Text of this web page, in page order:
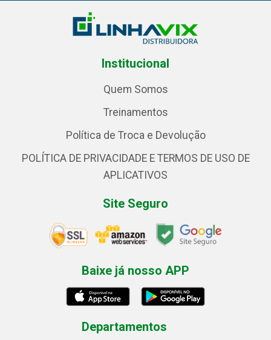
Institucional
Quem Somos
Treinamentos
Política de Troca e Devolução
POLÍTICA DE PRIVACIDADE E TERMOS DE USO DE
APLICATIVOS
Site Seguro
Baixe já nosso APP
Departamentos